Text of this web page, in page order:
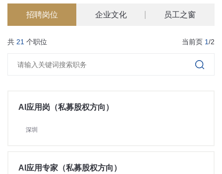
招聘岗位 企业文化 员工之窗
共 21 个职位 当前页 1/2
AI应用岗（私募股权方向）
深圳
AI应用专家（私募股权方向）